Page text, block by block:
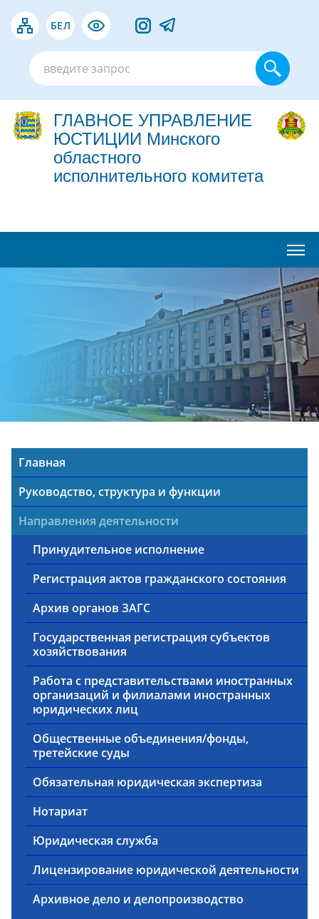
БЕЛ
ГЛАВНОЕ УПРАВЛЕНИЕ
ЮСТИЦИИ Минского
областного
исполнительного комитета
Главная
Руководство, структура и функции
Направления деятельности
Принудительное исполнение
Регистрация актов гражданского состояния
Архив органов ЗАГС
Государственная регистрация субъектов
хозяйствования
Работа с представительствами иностранных
организаций и филиалами иностранных
юридических лиц
Общественные объединения/фонды,
третейские суды
Обязательная юридическая экспертиза
Нотариат
Юридическая служба
Лицензирование юридической деятельности
Архивное дело и делопроизводство